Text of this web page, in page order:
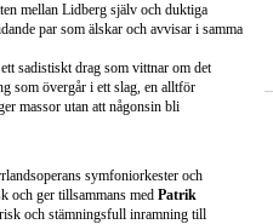
mellan Lidberg själv och duktiga
par som älskar och avvisar i samma
sadistiskt drag som vittnar om det
som övergår i ett slag, en alltför
massor utan att någonsin bli
symfoniorkester och
och ger tillsammans med Patrik
och stämningsfull inramning till